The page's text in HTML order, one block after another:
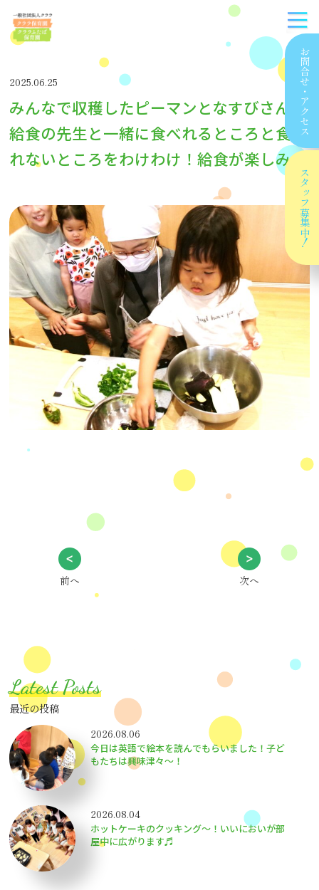
お問合せ
・
アクセス
スタッフ
募集中！
2025.06.25
みんなで収穫したピーマンとなすびさん！
給食の先生と一緒に食べれるところと食べ
れないところをわけわけ！給食が楽しみ！
前へ 次へ
Latest Posts
最近の投稿
2026.08.06
今日は英語で絵本を読んでもらいました！子ど
もたちは興味津々〜！
2026.08.04
ホットケーキのクッキング～！いいにおいが部
屋中に広がります♬